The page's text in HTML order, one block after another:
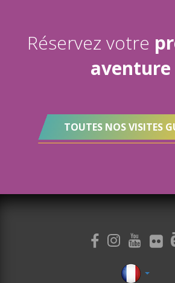
Réservez votre
aventure
TOUTES NOS VISITES